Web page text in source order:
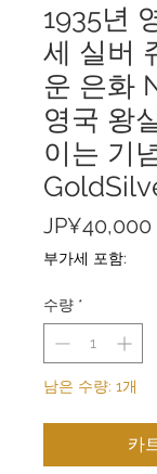
1935년
세 실버
운 은화
영국 왕
이는 기
JP¥40,000
부가세 포함:
수량 *
남은 수량: 1개
카